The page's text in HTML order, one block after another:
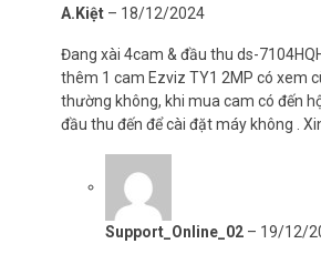
– Độ phân giải 1920×1080 @ 15fps
– Góc nhìn ngang 4mm@ F2.4, 85°(Chéo),
– Góc quay ngang 340 độ, góc xoay dọc 55
– Hồng ngoại 10m
– Hỗ trợ tính năng theo dõi thông minh
– Phát hiện chuyển động thông minh
– Hỗ trợ khe cắm thẻ nhớ đến 256GB
– Tích hợp Micro và Loa – Hỗ trợ đàm
âm thanh trung thực
A.Kiệt – 18/12/2024
Đang xài 4cam & đầu thu ds-
thêm 1 cam Ezviz TY1 2MP có xem
thường không, khi mua cam có đến
đầu thu đến để cài đặt máy không .
Support_Online_02 – 19/12/